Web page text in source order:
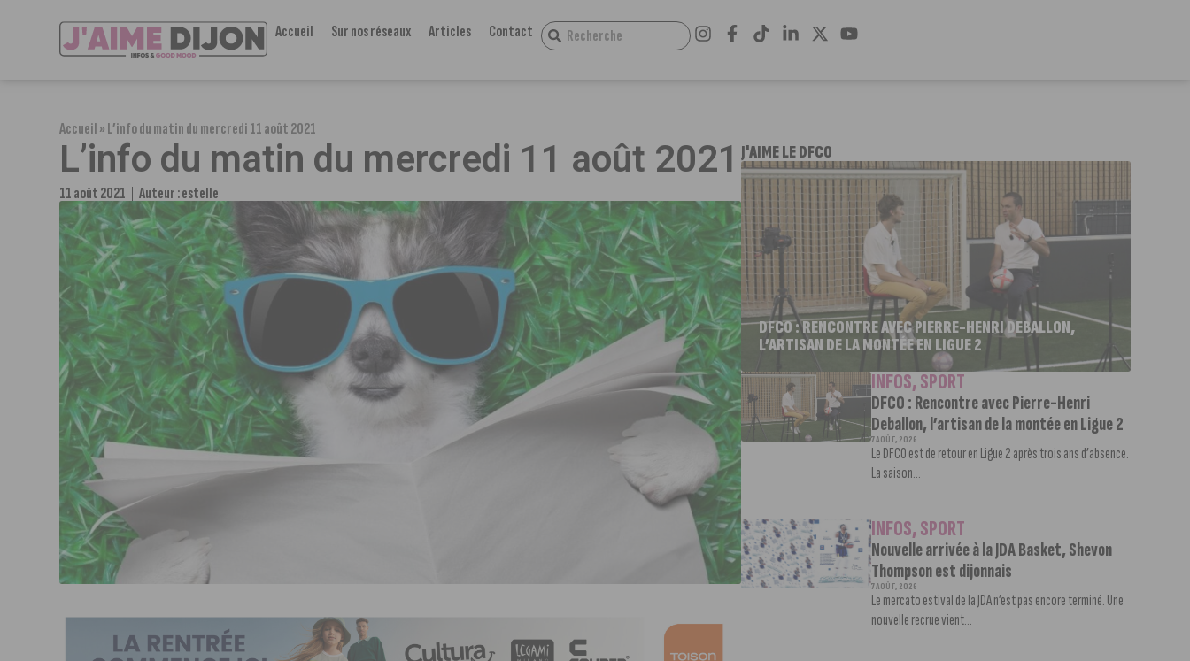
Accueil Sur nos réseaux Articles Contact
Accueil»L’info du matin du mercredi 11 août 2021
L’info du matin du mercredi 11 août 2021
11 août 2021 Auteur :estelle
J'AIME LE DFCO
DFCO : RENCONTRE AVEC PIERRE-HENRI DEBALLON,
L’ARTISAN DE LA MONTÉE EN LIGUE 2
INFOS,SPORT
DFCO : Rencontre avec Pierre-Henri
Deballon, l’artisan de la montée en Ligue 2
7 AOÛT, 2026
Le DFCO est de retour en Ligue 2 après trois ans d’absence.
La saison...
INFOS,SPORT
Nouvelle arrivée à la JDA Basket, Shevon
Thompson est dijonnais
7 AOÛT, 2026
Le mercato estival de la JDA n’est pas encore terminé. Une
nouvelle recrue vient...